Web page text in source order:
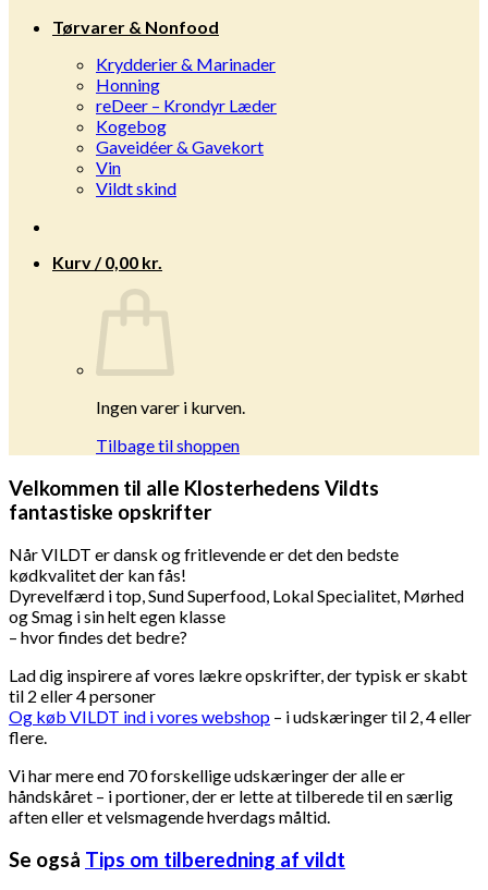
Tørvarer & Nonfood
Krydderier & Marinader
Honning
reDeer – Krondyr Læder
Kogebog
Gaveidéer & Gavekort
Vin
Vildt skind
Kurv /0,00 kr.
Ingen varer i kurven.
Tilbage til shoppen
Velkommen til alle Klosterhedens Vildts
fantastiske opskrifter
Når VILDT er dansk og fritlevende er det den bedste
kødkvalitet der kan fås!
Dyrevelfærd i top, Sund Superfood, Lokal Specialitet, Mørhed
og Smag i sin helt egen klasse
– hvor findes det bedre?
Lad dig inspirere af vores lækre opskrifter, der typisk er skabt
til 2 eller 4 personer
Og køb VILDT ind i vores webshop – i udskæringer til 2, 4 eller
flere.
Vi har mere end 70 forskellige udskæringer der alle er
håndskåret – i portioner, der er lette at tilberede til en særlig
aften eller et velsmagende hverdags måltid.
Se også Tips om tilberedning af vildt